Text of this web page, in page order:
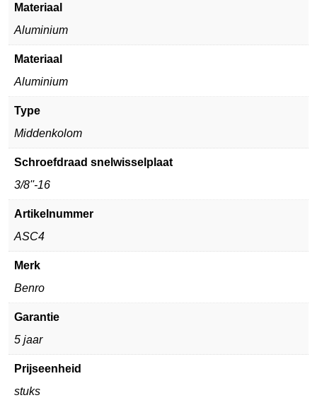
Materiaal
Aluminium
Materiaal
Aluminium
Type
Middenkolom
Schroefdraad snelwisselplaat
3/8''-16
Artikelnummer
ASC4
Merk
Benro
Garantie
5 jaar
Prijseenheid
stuks